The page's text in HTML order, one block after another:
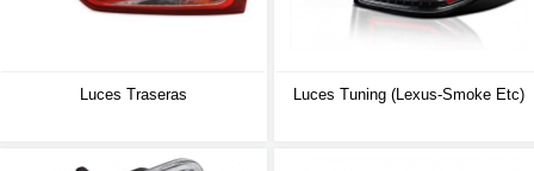
Luces Traseras Luces Tuning (lexus-Smoke Etc)